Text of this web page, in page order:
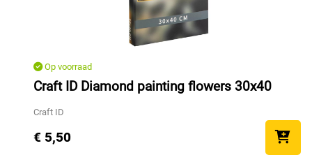
Op voorraad
Craft ID Diamond painting flowers 30x40
Craft ID
€ 5,50